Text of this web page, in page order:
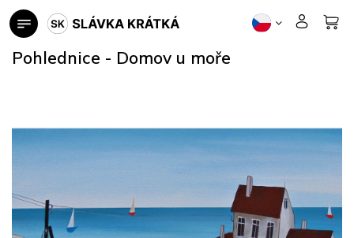
Přejít
na
Pohlednice - Domov u moře